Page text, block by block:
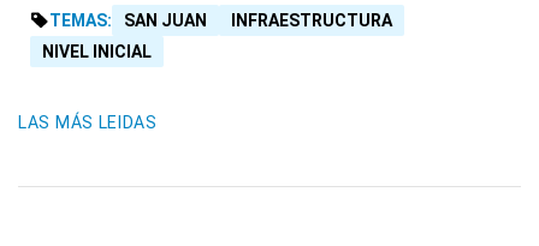
TEMAS: SAN JUAN
INFRAESTRUCTURA
NIVEL INICIAL
LAS MÁS LEIDAS